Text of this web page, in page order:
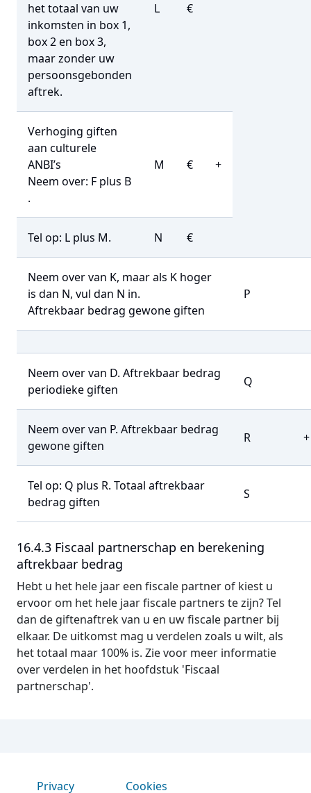
het totaal van uw
inkomsten in box 1,
box 2 en box 3,
maar zonder uw
persoonsgebonden
aftrek.
L €
Verhoging giften
aan culturele
ANBI’s
Neem over: F plus B
.
M € +
Tel op: L plus M. N €
Neem over van K, maar als K hoger
is dan N, vul dan N in.
Aftrekbaar bedrag gewone giften
P
Neem over van D. Aftrekbaar bedrag
periodieke giften
Q
Neem over van P. Aftrekbaar bedrag
gewone giften
R +
Tel op: Q plus R. Totaal aftrekbaar
bedrag giften
S
16.4.3 Fiscaal partnerschap en berekening
aftrekbaar bedrag
Hebt u het hele jaar een fiscale partner of kiest u
ervoor om het hele jaar fiscale partners te zijn? Tel
dan de giftenaftrek van u en uw fiscale partner bij
elkaar. De uitkomst mag u verdelen zoals u wilt, als
het totaal maar 100% is. Zie voor meer informatie
over verdelen in het hoofdstuk 'Fiscaal
partnerschap'.